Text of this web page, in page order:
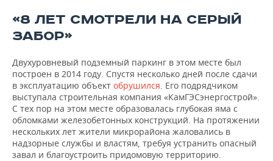
«8 ЛЕТ СМОТРЕЛИ НА СЕРЫЙ
ЗАБОР»
Двухуровневый подземный паркинг в этом месте был
построен в 2014 году. Спустя несколько дней после сдачи
в эксплуатацию объект обрушился. Его подрядчиком
выступала строительная компания «КамГЭСэнергострой».
С тех пор на этом месте образовалась глубокая яма с
обломками железобетонных конструкций. На протяжении
нескольких лет жители микрорайона жаловались в
надзорные службы и властям, требуя устранить опасный
завал и благоустроить придомовую территорию.